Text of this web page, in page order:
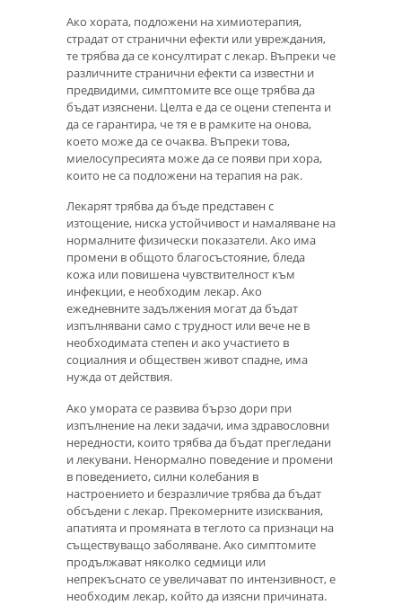
Ако хората, подложени на химиотерапия,
страдат от странични ефекти или увреждания,
те трябва да се консултират с лекар. Въпреки че
различните странични ефекти са известни и
предвидими, симптомите все още трябва да
бъдат изяснени. Целта е да се оцени степента и
да се гарантира, че тя е в рамките на онова,
което може да се очаква. Въпреки това,
миелосупресията може да се появи при хора,
които не са подложени на терапия на рак.
Лекарят трябва да бъде представен с
изтощение, ниска устойчивост и намаляване на
нормалните физически показатели. Ако има
промени в общото благосъстояние, бледа
кожа или повишена чувствителност към
инфекции, е необходим лекар. Ако
ежедневните задължения могат да бъдат
изпълнявани само с трудност или вече не в
необходимата степен и ако участието в
социалния и обществен живот спадне, има
нужда от действия.
Ако умората се развива бързо дори при
изпълнение на леки задачи, има здравословни
нередности, които трябва да бъдат прегледани
и лекувани. Ненормално поведение и промени
в поведението, силни колебания в
настроението и безразличие трябва да бъдат
обсъдени с лекар. Прекомерните изисквания,
апатията и промяната в теглото са признаци на
съществуващо заболяване. Ако симптомите
продължават няколко седмици или
непрекъснато се увеличават по интензивност, е
необходим лекар, който да изясни причината.